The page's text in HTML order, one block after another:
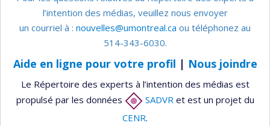
l’intention des médias, veuillez nous envoyer
un courriel à : nouvelles@umontreal.ca ou téléphonez au
514-343-6030.
Aide en ligne pour votre profil | Nous joindre
Le Répertoire des experts à l’intention des médias est
propulsé par les données
SADVRet est un projet du
CENR.